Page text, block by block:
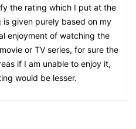
the rating which I put at the
given purely based on my
enjoyment of watching the
or TV series, for sure the
if I am unable to enjoy it,
would be lesser.